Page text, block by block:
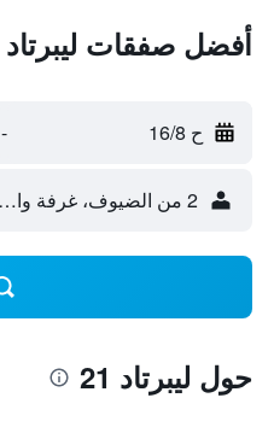
أفضل صفقات ليبرتاد 21
ح 16/8 -
2 من الضيوف، غرفة واحدة
حول ليبرتاد 21